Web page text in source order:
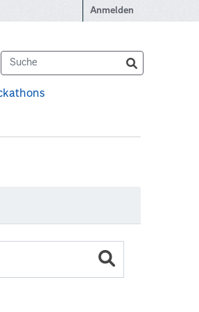
Anmelden